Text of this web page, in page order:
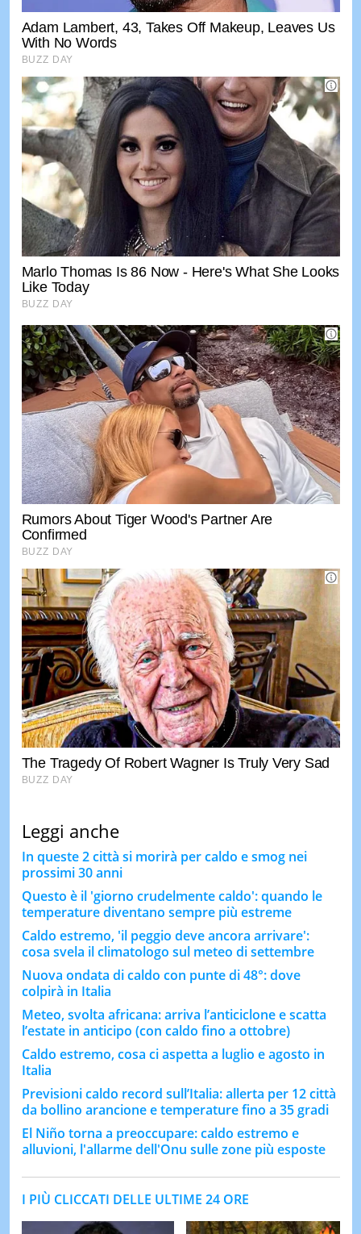
Leggi anche
In queste 2 città si morirà per caldo e smog nei
prossimi 30 anni
Questo è il 'giorno crudelmente caldo': quando le
temperature diventano sempre più estreme
Caldo estremo, 'il peggio deve ancora arrivare':
cosa svela il climatologo sul meteo di settembre
Nuova ondata di caldo con punte di 48°: dove
colpirà in Italia
Meteo, svolta africana: arriva l’anticiclone e scatta
l’estate in anticipo (con caldo fino a ottobre)
Caldo estremo, cosa ci aspetta a luglio e agosto in
Italia
Previsioni caldo record sull’Italia: allerta per 12 città
da bollino arancione e temperature fino a 35 gradi
El Niño torna a preoccupare: caldo estremo e
alluvioni, l'allarme dell'Onu sulle zone più esposte
I PIÙ CLICCATI DELLE ULTIME 24 ORE